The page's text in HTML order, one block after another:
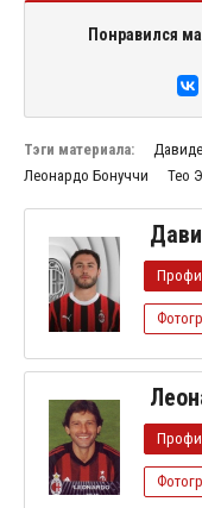
Понравился
Тэги материала:
Леонардо Бонуччи
Тео